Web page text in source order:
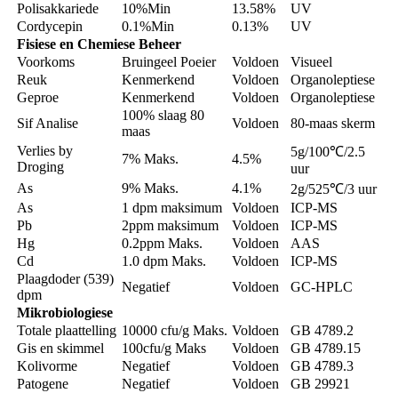
Polisakkariede
10%Min 13.58%
UV
Cordycepin
0.1%Min 0.13%
UV
Fisiese en Chemiese Beheer
Voorkoms
Bruingeel Poeier Voldoen
Visueel
Reuk
Kenmerkend Voldoen
Organoleptiese
Geproe
Kenmerkend Voldoen
Organoleptiese
Sif Analise
100% slaag 80
maas
Voldoen
80-maas skerm
Verlies by
Droging
7% Maks. 4.5%
5g/100℃/2.5
uur
As
9% Maks. 4.1%
2g/525℃/3 uur
As
1 dpm maksimum Voldoen
ICP-MS
Pb
2ppm maksimum Voldoen
ICP-MS
Hg
0.2ppm Maks. Voldoen
AAS
Cd
1.0 dpm Maks. Voldoen
ICP-MS
Plaagdoder (539)
dpm
Negatief Voldoen
GC-HPLC
Mikrobiologiese
Totale plaattelling 10000 cfu/g Maks. Voldoen
GB 4789.2
Gis en skimmel
100cfu/g Maks Voldoen
GB 4789.15
Kolivorme
Negatief Voldoen
GB 4789.3
Patogene
Negatief Voldoen
GB 29921